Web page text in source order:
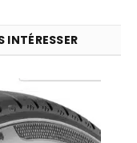
INTÉRESSER